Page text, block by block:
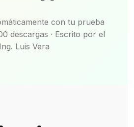
con tu prueba
descargas · Escrito por el
Ing. Luis Vera